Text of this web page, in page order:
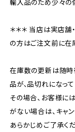
輸入品のため少々の
＊＊＊ 当店は実店舗
の方はご注文前に在
在庫数の更新は随時
品が、品切れになって
その場合、お客様に
がない場合は、キャ
あらかじめご了承くだ